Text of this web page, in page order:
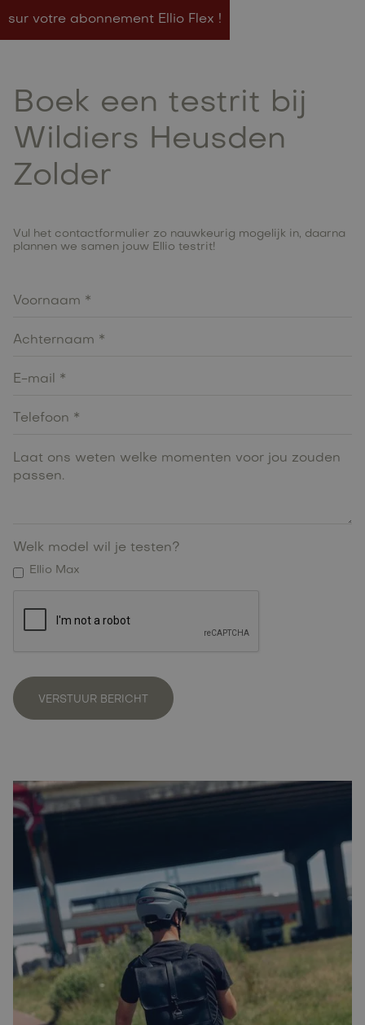
sur votre abonnement Ellio Flex !
Boek een testrit bij
Wildiers Heusden
Zolder
Vul het contactformulier zo nauwkeurig mogelijk in, daarna
plannen we samen jouw Ellio testrit!
Welk model wil je testen?
Ellio Max